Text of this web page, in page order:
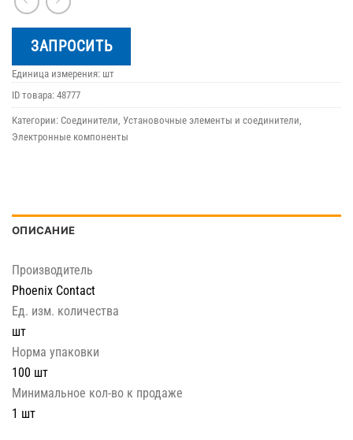
ЗАПРОСИТЬ
Единица измерения: шт
ID товара: 48777
Категории: Соединители, Установочные элементы и соединители,
Электронные компоненты
ОПИСАНИЕ
Производитель
Phoenix Contact
Ед. изм. количества
шт
Норма упаковки
100 шт
Минимальное кол-во к продаже
1 шт